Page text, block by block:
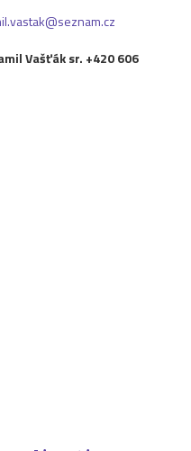
Vašťák sr. +420 606